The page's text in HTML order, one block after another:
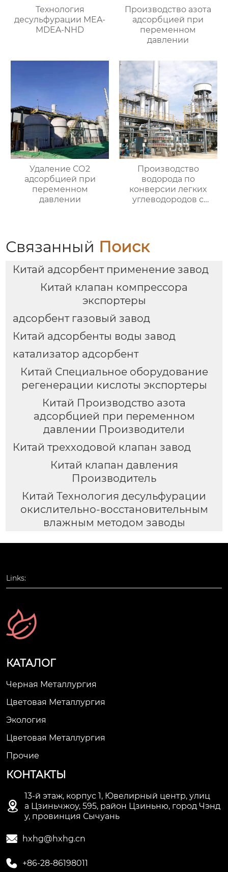
Технология
десульфурации MEA-
MDEA-NHD
Производство азота
адсорбцией при
переменном
давлении
Удаление СО2
адсорбцией при
переменном
давлении
Производство
водорода по
конверсии легких
углеводородов с
Связанный Поиск
Китай адсорбент применение завод
Китай клапан компрессора
экспортеры
адсорбент газовый завод
Китай адсорбенты воды завод
катализатор адсорбент
Китай Специальное оборудование
регенерации кислоты экспортеры
Китай Производство азота
адсорбцией при переменном
давлении Производители
Китай трехходовой клапан завод
Китай клапан давления
Производитель
Китай Технология десульфурации
окислительно-восстановительным
влажным методом заводы
Links:
КАТАЛОГ
Черная Металлургия
Цветовая Металлургия
Экология
Цветовая Металлургия
Прочие
КОНТАКТЫ

13-й этаж, корпус 1, Ювелирный центр, улиц
а Цзиньчжоу, 595, район Цзиньню, город Чэнд
у, провинция Сычуань
 hxhg@hxhg.cn
 +86-28-86198011